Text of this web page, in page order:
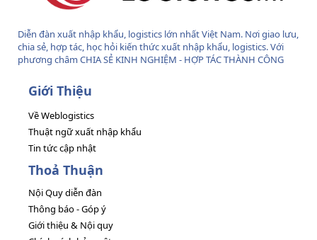
Diễn đàn xuất nhập khẩu, logistics lớn nhất Việt Nam. Nơi giao lưu,
chia sẻ, hợp tác, học hỏi kiến thức xuất nhập khẩu, logistics. Với
phương châm CHIA SẺ KINH NGHIỆM - HỢP TÁC THÀNH CÔNG
Giới Thiệu
Về Weblogistics
Thuật ngữ xuất nhập khẩu
Tin tức cập nhật
Thoả Thuận
Nội Quy diễn đàn
Thông báo - Góp ý
Giới thiệu & Nội quy